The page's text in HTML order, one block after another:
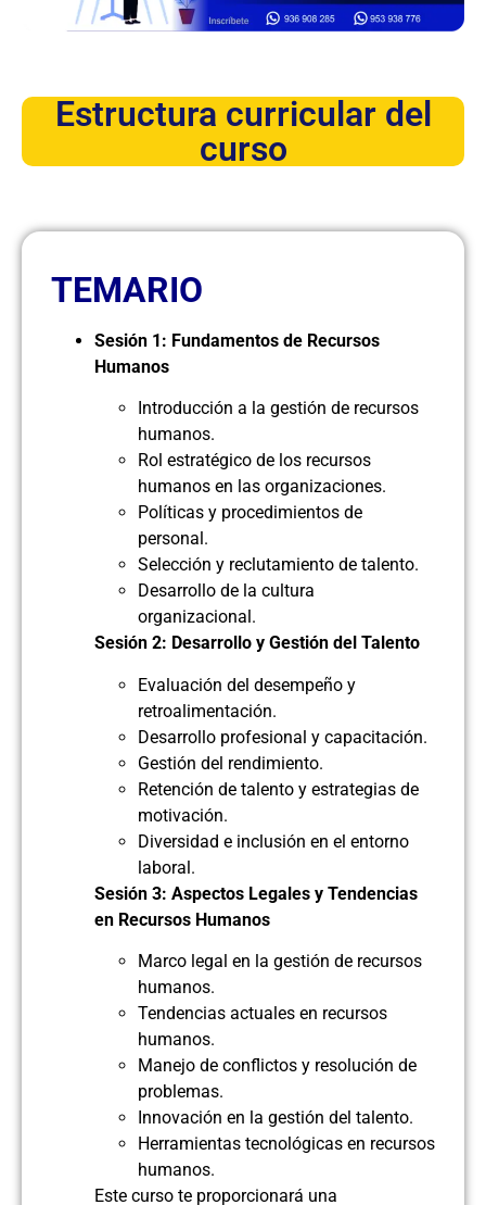
Estructura curricular del
curso
TEMARIO
Sesión 1: Fundamentos de Recursos
Humanos
Introducción a la gestión de recursos
humanos.
Rol estratégico de los recursos
humanos en las organizaciones.
Políticas y procedimientos de
personal.
Selección y reclutamiento de talento.
Desarrollo de la cultura
organizacional.
Sesión 2: Desarrollo y Gestión del Talento
Evaluación del desempeño y
retroalimentación.
Desarrollo profesional y capacitación.
Gestión del rendimiento.
Retención de talento y estrategias de
motivación.
Diversidad e inclusión en el entorno
laboral.
Sesión 3: Aspectos Legales y Tendencias
en Recursos Humanos
Marco legal en la gestión de recursos
humanos.
Tendencias actuales en recursos
humanos.
Manejo de conflictos y resolución de
problemas.
Innovación en la gestión del talento.
Herramientas tecnológicas en recursos
humanos.
Este curso te proporcionará una